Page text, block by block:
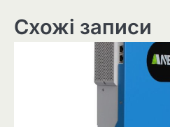
Схожі записи